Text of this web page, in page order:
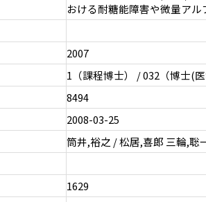
おける耐糖能障害や微量ア
2007
1（課程博士） / 032（博士(医
8494
2008-03-25
筒井,裕之 / 松居,喜郎 三輪,聡
1629